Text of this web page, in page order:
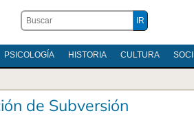
PSICOLOGÍA HISTORIA CULTURA
de Subversión